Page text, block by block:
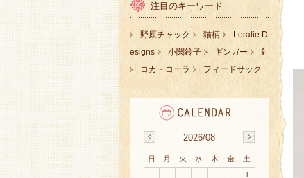
注目のキーワード
野原チャック 猫柄
Loralie D
esigns
小関鈴子 ギンガー
針
コカ・コーラ
フィードサック
2026/08
日 月 火 水 木 金
土
1